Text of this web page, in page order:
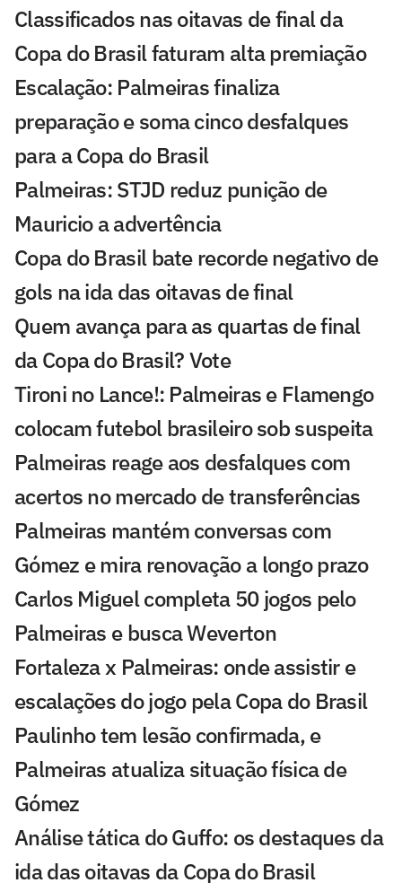
Classificados nas oitavas de final da
Copa do Brasil faturam alta premiação
Escalação: Palmeiras finaliza
preparação e soma cinco desfalques
para a Copa do Brasil
Palmeiras: STJD reduz punição de
Mauricio a advertência
Copa do Brasil bate recorde negativo de
gols na ida das oitavas de final
Quem avança para as quartas de final
da Copa do Brasil? Vote
Tironi no Lance!: Palmeiras e Flamengo
colocam futebol brasileiro sob suspeita
Palmeiras reage aos desfalques com
acertos no mercado de transferências
Palmeiras mantém conversas com
Gómez e mira renovação a longo prazo
Carlos Miguel completa 50 jogos pelo
Palmeiras e busca Weverton
Fortaleza x Palmeiras: onde assistir e
escalações do jogo pela Copa do Brasil
Paulinho tem lesão confirmada, e
Palmeiras atualiza situação física de
Gómez
Análise tática do Guffo: os destaques da
ida das oitavas da Copa do Brasil